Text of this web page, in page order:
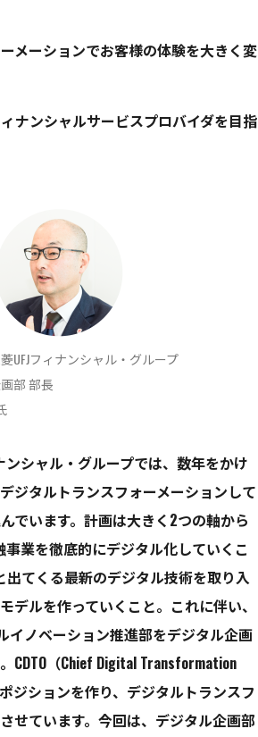
メーションでお客様の体験を大きく変
ナンシャルサービスプロバイダを目指
UFJフィナンシャル・グループ
部 部長
ンシャル・グループでは、数年をかけ
ジタルトランスフォーメーションして
でいます。計画は大きく2つの軸から
事業を徹底的にデジタル化していくこ
出てくる最新のデジタル技術を取り入
デルを作っていくこと。これに伴い、
イノベーション推進部をデジタル企画
CDTO（Chief Digital Transformation
ジションを作り、デジタルトランスフ
せています。今回は、デジタル企画部